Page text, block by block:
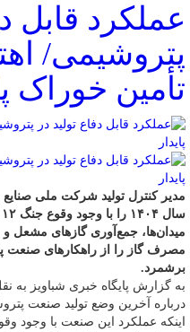
عملکرد قابل
پتروشیمی/
تأمین خوراک
مدیر کنترل تولید شرکت ملی
میدان‌ها، جمع‌آوری گازهای مشعل
مصرف گاز را از راهکارهای صنعت
برشمرد.
به گزارش پایگاه خبری شباویز به